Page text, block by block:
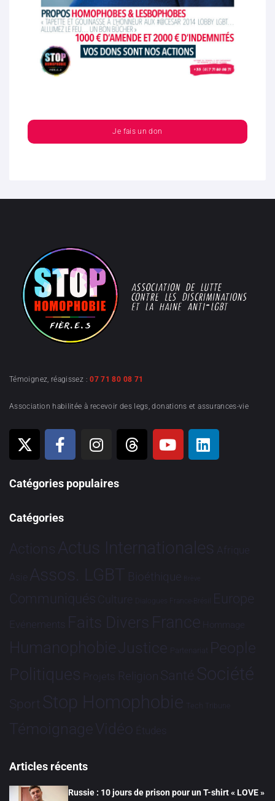
Je fais un don
Témoignez, réagissez :07 71 80 08 71
Association habilitée à recevoir des legs, donations et assurances-vie
Catégories populaires
Catégories
Actions Actus Internationales Afrique
Asie Assos. LGBT Bioéthique Brève
Communiqués Culture Dialogues France-Brésil Europe
Evénements Faits Divers France Hommage
HumanophobieJustice Partenariat People
Politiques Projets Religion Santé Société
Sport Stop Homophobie Tech Tribune
TémoignageVidéo Études
Articles récents
Russie : 10 jours de prison pour un T-shirt « LOVE »